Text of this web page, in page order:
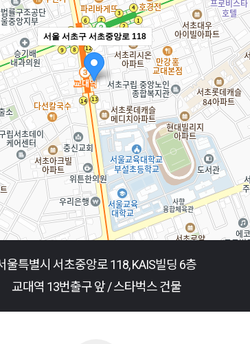
서울 서초구 서초중앙로 118
울특별시 서초중앙로 118, KAIS빌딩 6층
교대역 13번출구 앞 / 스타벅스 건물